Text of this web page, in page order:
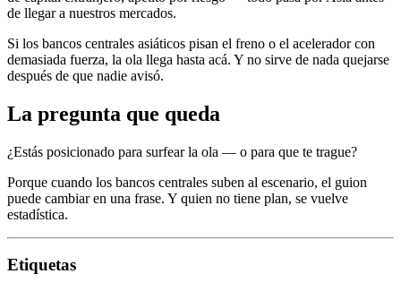
de llegar a nuestros mercados.
Si los bancos centrales asiáticos pisan el freno o el acelerador con
demasiada fuerza, la ola llega hasta acá. Y no sirve de nada quejarse
después de que nadie avisó.
La pregunta que queda
¿Estás posicionado para surfear la ola — o para que te trague?
Porque cuando los bancos centrales suben al escenario, el guion
puede cambiar en una frase. Y quien no tiene plan, se vuelve
estadística.
Etiquetas